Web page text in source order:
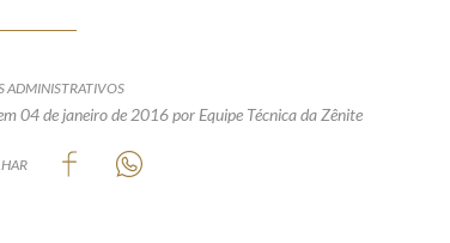
ADMINISTRATIVOS
04 de janeiro de 2016por Equipe Técnica da Zênite